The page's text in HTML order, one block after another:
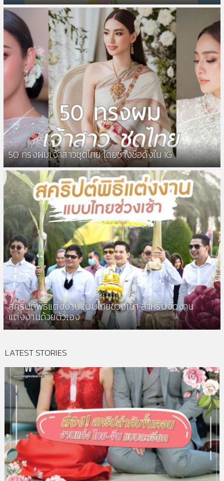
50 ทรงผมเจ้าสาวชุดไทย โดยช่างชื่อดังใน IG
สคริปต์พิธีแต่งงานแบบไทยช่วงเช้า สำหรับจัดงาน
แต่งงานด้วยตัวเอง
LATEST STORIES